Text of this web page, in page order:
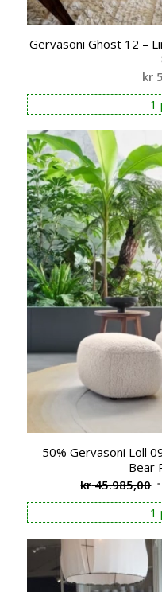
Gervasoni Ghost 12 –
kr
1
-50% Gervasoni Loll
Bear
kr45.985,00
1